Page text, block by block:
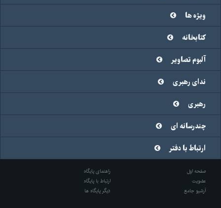
ویژه ها
کتابخانه
آلبوم تصاویر
ندای رهبری
رهبری
چندرسانه ای
ارتباط با دفتر
صفحه اول
راهنمای پایگاه
عضویت
ارتباط با پایگاه
آرشیو جامع
دیگر پایگاه ها